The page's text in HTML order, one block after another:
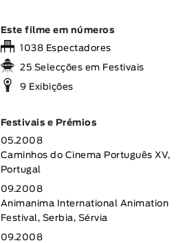
Este filme em números
1038 Espectadores
25 Selecções em Festivais
9 Exibições
Festivais e Prémios
05.2008
Caminhos do Cinema Português XV,
Portugal
09.2008
Animanima International Animation
Festival, Serbia, Sérvia
09.2008